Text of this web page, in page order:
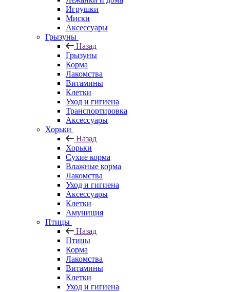
Игрушки
Миски
Аксессуары
Грызуны
Назад
Грызуны
Корма
Лакомства
Витамины
Клетки
Уход и гигиена
Транспортировка
Аксессуары
Хорьки
Назад
Хорьки
Сухие корма
Влажные корма
Лакомства
Уход и гигиена
Аксессуары
Клетки
Амуниция
Птицы
Назад
Птицы
Корма
Лакомства
Витамины
Клетки
Уход и гигиена